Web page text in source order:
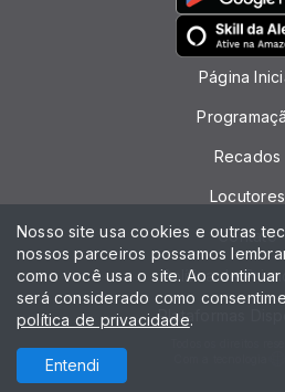
Página
Recados
Locutores
Contato
Política de
Plataformas
Nosso site usa cookies e outras
nossos parceiros possamos
como você usa o site. Ao
será considerado como
política de privacidade.
Entendi